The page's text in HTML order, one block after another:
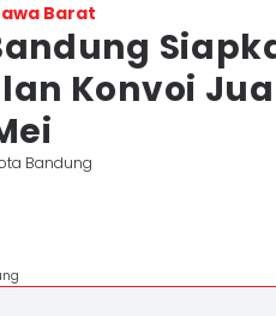
Barat
Konvoi
Bandung